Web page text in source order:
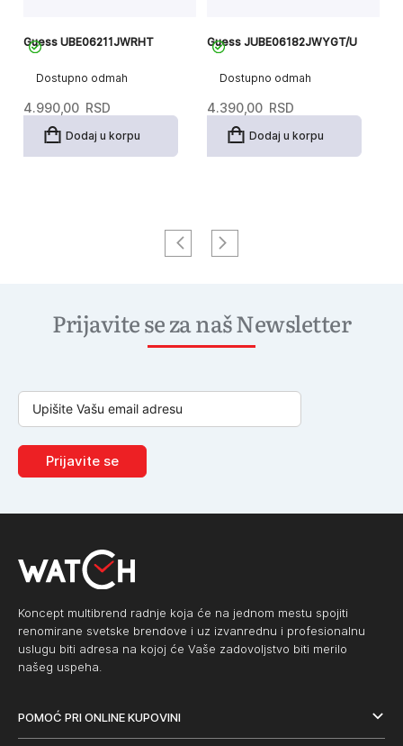
Dostupno odmah
Guess UBE06211JWRHT
4.990,00 RSD
Dodaj u korpu
Dostupno odmah
Guess JUBE06182JWYGT/U
4.390,00 RSD
Dodaj u korpu
Prijavite se za naš Newsletter
Prijavite se
Koncept multibrend radnje koja će na jednom mestu spojiti
renomirane svetske brendove i uz izvanrednu i profesionalnu
uslugu biti adresa na kojoj će Vaše zadovoljstvo biti merilo
našeg uspeha.
POMOĆ PRI ONLINE KUPOVINI